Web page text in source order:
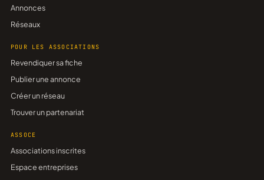
Annonces
Réseaux
POUR LES ASSOCIATIONS
Revendiquer sa fiche
Publier une annonce
Créer un réseau
Trouver un partenariat
ASSOCE
Associations inscrites
Espace entreprises